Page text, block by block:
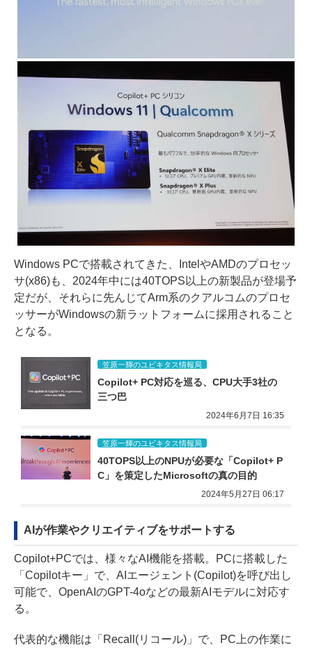
Windows PCで搭載されてきた、IntelやAMDのプロセッ
サ(x86)も、2024年中には40TOPS以上の新製品が登場予
定だが、それらに先んじてArm系のクアルコムのプロセ
ッサーがWindowsの新ラットフォームに採用されること
となる。
笠原一輝のユビキタス情報局
Copilot+ PC対応を巡る、CPU大手3社の
三つ巴
2024年6月7日 16:35
笠原一輝のユビキタス情報局
40TOPS以上のNPUが必要な「Copilot+ P
C」を策定したMicrosoftの真の目的
2024年5月27日 06:17
AIが作業やクリエイティブをサポートする
Copilot+PCでは、様々なAI機能を搭載。PCに搭載した
「Copilotキー」で、AIエージェント(Copilot)を呼び出し
可能で、OpenAIのGPT-4oなどの最新AIモデルに対応す
る。
代表的な機能は「Recall(リコール)」で、PC上の作業に